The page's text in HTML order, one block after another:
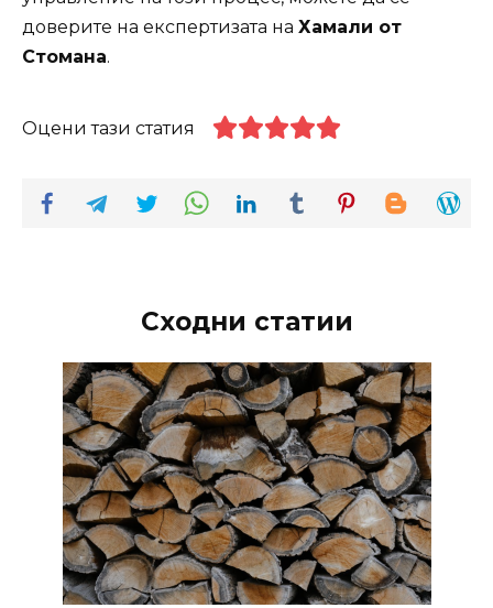
доверите на експертизата на Хамали от
Стомана.
Оцени тази статия
Сходни статии